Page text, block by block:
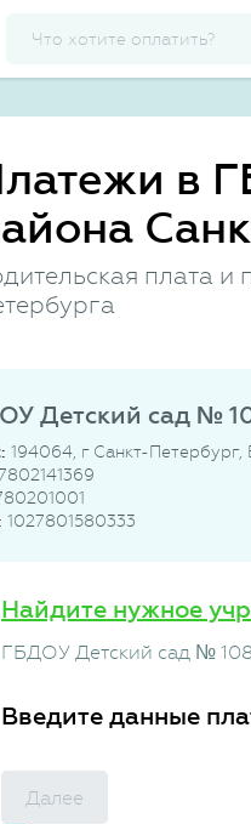
в
плата
Детский сад №
194064, г Санкт-
1027801580333
Найдите нужное
ГБДОУ Детский сад №
Введите данные
Далее